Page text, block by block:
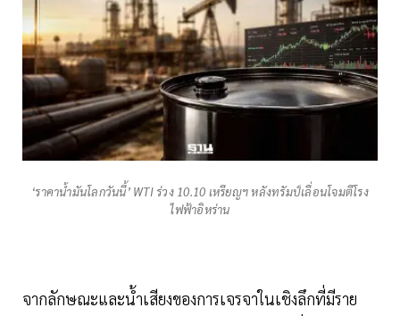
‘ราคาน้ำมันโลกวันนี้’ WTI ร่วง 10.10 เหรียญฯ หลังทรัมป์เลื่อนโจมตีโรง
ไฟฟ้าอิหร่าน
จากลักษณะและน้ำเสียงของการเจรจาในเชิงลึกที่มีราย